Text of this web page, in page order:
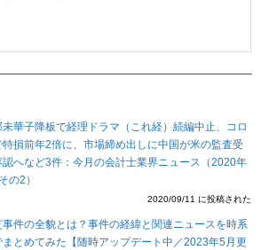
未華子降板で経理ドラマ（これ経）続編中止、コロ
特損前年2倍に、市場締め出しに中国が米の監査受
認へなど3件：今月の会計士業界ニュース（2020年
の2）
2020/09/11 に投稿された
事件の全貌とは？事件の経緯と関連ニュースを時系
まとめてみた【随時アップデート中／2023年5月更